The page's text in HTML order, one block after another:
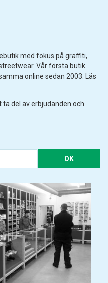
med fokus på graffiti,
Vår första butik
online sedan 2003. Läs
del av erbjudanden och
OK